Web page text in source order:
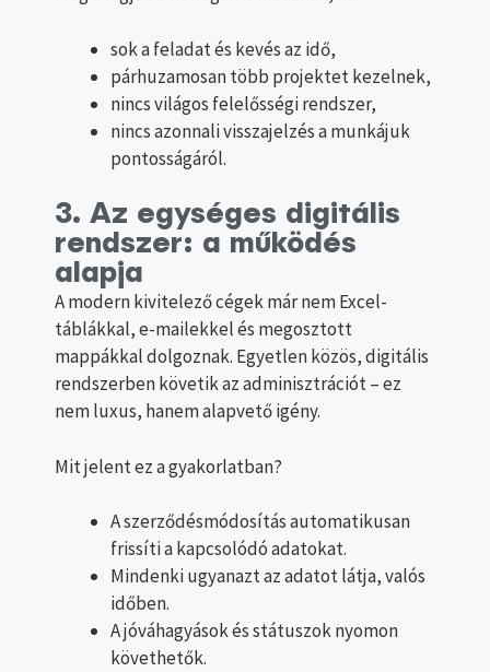
sok a feladat és kevés az idő,
párhuzamosan több projektet kezelnek,
nincs világos felelősségi rendszer,
nincs azonnali visszajelzés a munkájuk
pontosságáról.
3. Az egységes digitális
rendszer: a működés
alapja
A modern kivitelező cégek már nem Excel-
táblákkal, e-mailekkel és megosztott
mappákkal dolgoznak. Egyetlen közös, digitális
rendszerben követik az adminisztrációt – ez
nem luxus, hanem alapvető igény.
Mit jelent ez a gyakorlatban?
A szerződésmódosítás automatikusan
frissíti a kapcsolódó adatokat.
Mindenki ugyanazt az adatot látja, valós
időben.
A jóváhagyások és státuszok nyomon
követhetők.